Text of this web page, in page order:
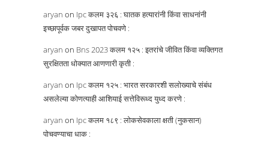
aryan on Ipc कलम ३२६ : घातक हत्यारांनी किंवा साधनांनी
इच्छापूर्वक जबर दुखापत पोचवणे :
aryan on Bns 2023 कलम १२५ : इतरांचे जीवित किंवा व्यक्तिगत
सुरक्षितता धोक्यात आणणारी कृती :
aryan on Ipc कलम १२५ : भारत सरकारशी सलोख्याचे संबंध
असलेल्या कोणत्याही आशियाई सत्तेविरूध्द युध्द करणे :
aryan on Ipc कलम १८९ : लोकसेवकाला क्षती (नुकसान)
पोचवण्याचा धाक :